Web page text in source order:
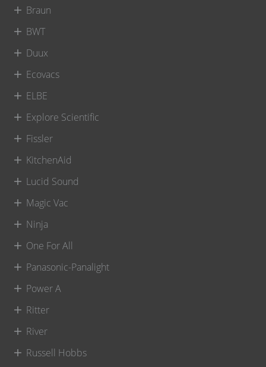
Braun
BWT
Duux
Ecovacs
ELBE
Explore Scientific
Fissler
KitchenAid
Lucid Sound
Magic Vac
Ninja
One For All
Panasonic-Panalight
Power A
Ritter
River
Russell Hobbs